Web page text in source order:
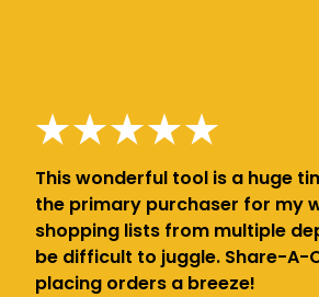
This wonderful tool is a huge
the primary purchaser for my
shopping lists from multiple
be difficult to juggle. Share-A-
placing orders a breeze!